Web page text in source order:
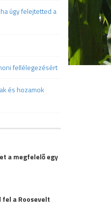
úgy felejtetted a
fellélegezésért
és hozamok
a megfelelő egy
fel a Roosevelt